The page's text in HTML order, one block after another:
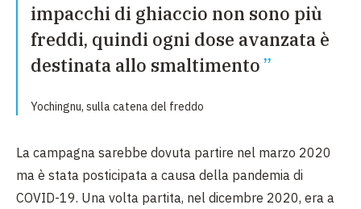
impacchi di ghiaccio non sono più
freddi, quindi ogni dose avanzata è
destinata allo smaltimento
Yochingnu, sulla catena del freddo
La campagna sarebbe dovuta partire nel marzo 2020
ma è stata posticipata a causa della pandemia di
COVID-19. Una volta partita, nel dicembre 2020, era a